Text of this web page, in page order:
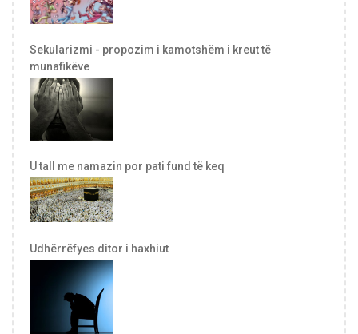
Sekularizmi - propozim i kamotshëm i kreut të
munafikëve
U tall me namazin por pati fund të keq
Udhërrëfyes ditor i haxhiut